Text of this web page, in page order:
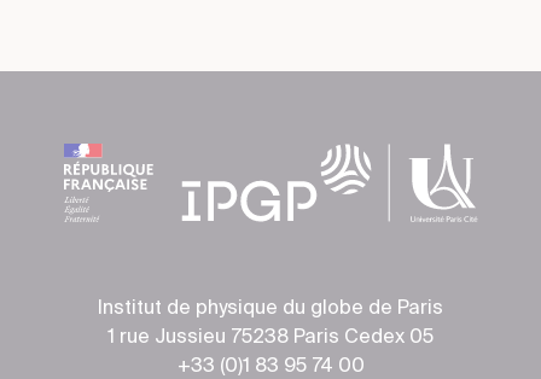
Institut de physique du globe de Paris
1 rue Jussieu 75238 Paris Cedex 05
+33 (0)1 83 95 74 00